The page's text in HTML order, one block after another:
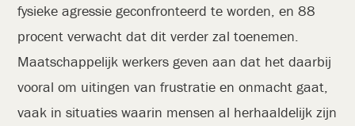
fysieke agressie geconfronteerd te worden, en 88
procent verwacht dat dit verder zal toenemen.
Maatschappelijk werkers geven aan dat het daarbij
vooral om uitingen van frustratie en onmacht gaat,
vaak in situaties waarin mensen al herhaaldelijk zijn